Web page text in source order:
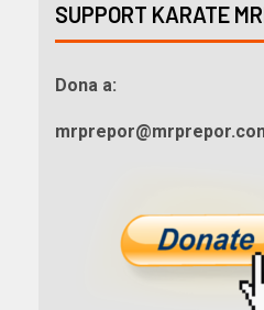
SUPPORT KARATE
Dona a: